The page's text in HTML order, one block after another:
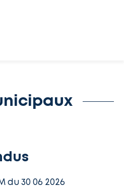
du 30 06 2026